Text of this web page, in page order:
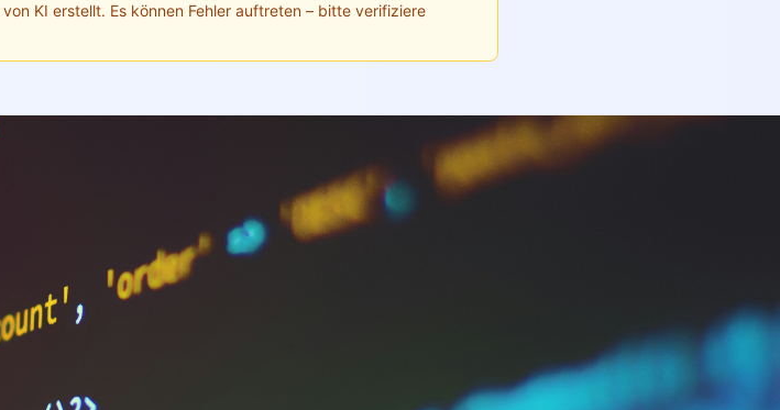
KI erstellt. Es können Fehler auftreten – bitte verifiziere